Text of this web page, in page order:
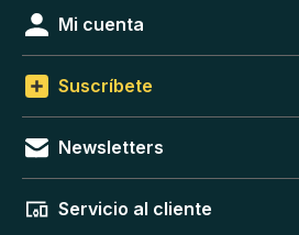
Mi cuenta
Suscríbete
Newsletters
Servicio al cliente